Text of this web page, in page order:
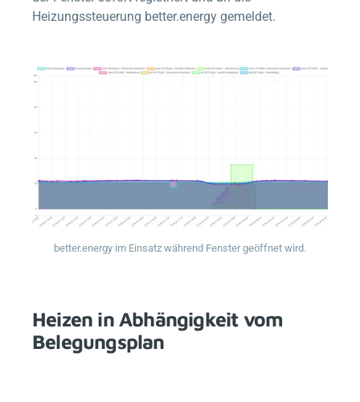
Heizungssteuerung better.energy gemeldet.
better.energy im Einsatz während Fenster geöffnet wird.
Heizen in Abhängigkeit vom
Belegungsplan